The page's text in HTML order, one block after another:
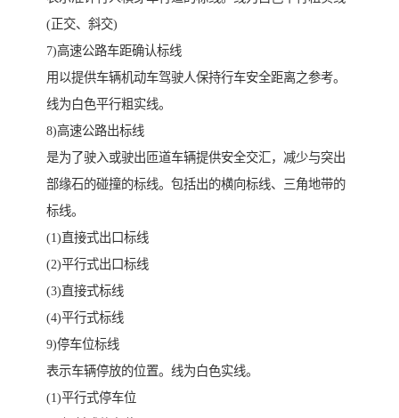
(正交、斜交)
7)高速公路车距确认标线
用以提供车辆机动车驾驶人保持行车安全距离之参考。
线为白色平行粗实线。
8)高速公路出标线
是为了驶入或驶出匝道车辆提供安全交汇，减少与突出
部缘石的碰撞的标线。包括出的横向标线、三角地带的
标线。
(1)直接式出口标线
(2)平行式出口标线
(3)直接式标线
(4)平行式标线
9)停车位标线
表示车辆停放的位置。线为白色实线。
(1)平行式停车位